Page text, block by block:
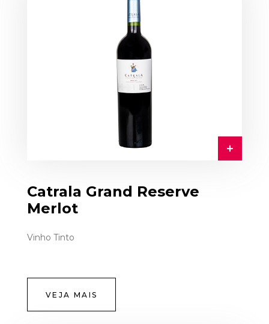
Catrala Grand Reserve
Merlot
Vinho Tinto
VEJA MAIS